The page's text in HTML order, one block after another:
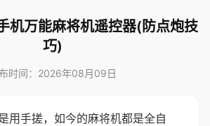
机万能麻将机遥控器(防点炮技
巧)
时间：2026年08月09日
用手搓，如今的麻将机都是全自